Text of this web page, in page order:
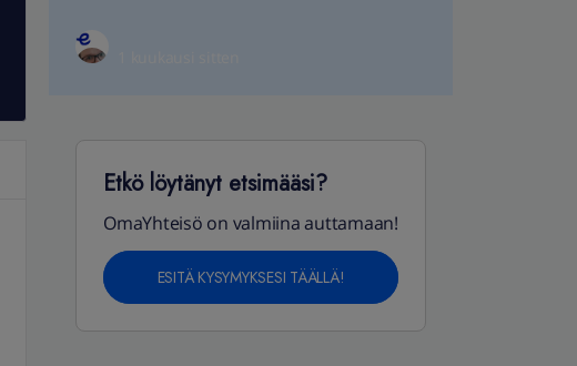
Etkö löytänyt etsimääsi?
OmaYhteisö on valmiina auttamaan!
ESITÄ KYSYMYKSESI TÄÄLLÄ!